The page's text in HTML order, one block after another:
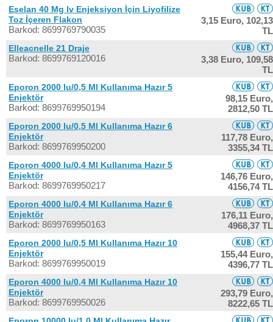
Eselan 40 Mg Iv Enjeksiyon İçin Liyofilize
Toz İçeren Flakon
Barkod: 8699769790035
3,15 Euro, 102,13
TL
Elleacnelle 21 Draje
Barkod: 8699769120016 3,38 Euro, 109,58
TL
Eporon 2000 Iu/0,5 Ml Kullanıma Hazır 5
Enjektör
Barkod: 8699769950194
98,15 Euro,
2812,50 TL
Eporon 2000 Iu/0,5 Ml Kullanıma Hazır 6
Enjektör
Barkod: 8699769950200
117,78 Euro,
3355,34 TL
Eporon 4000 Iu/0,4 Ml Kullanıma Hazır 5
Enjektör
Barkod: 8699769950217
146,76 Euro,
4156,74 TL
Eporon 4000 Iu/0,4 Ml Kullanıma Hazır 6
Enjektör
Barkod: 8699769950163
176,11 Euro,
4968,37 TL
Eporon 2000 Iu/0,5 Ml Kullanıma Hazır 10
Enjektör
Barkod: 8699769950019
155,44 Euro,
4396,77 TL
Eporon 4000 Iu/0,4 Ml Kullanıma Hazır 10
Enjektör
Barkod: 8699769950026
293,79 Euro,
8222,65 TL